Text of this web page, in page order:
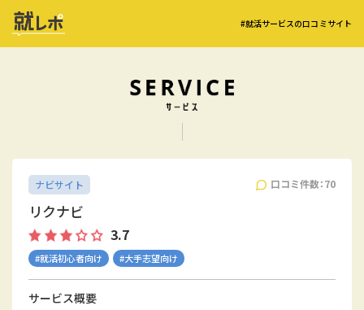
#就活サービスの口コミサイト
口コミ件数：70
ナビサイト
リクナビ
3.7
#就活初心者向け #大手志望向け
サービス概要